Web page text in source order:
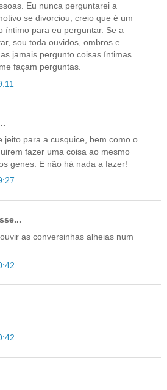
Eu nunca perguntarei a
se divorciou, creio que é um
íntimo para eu perguntar. Se a
sou toda ouvidos, ombros e
jamais pergunto coisas íntimas.
façam perguntas.
jeito para a cusquice, bem como o
fazer uma coisa ao mesmo
genes. E não há nada a fazer!
as conversinhas alheias num